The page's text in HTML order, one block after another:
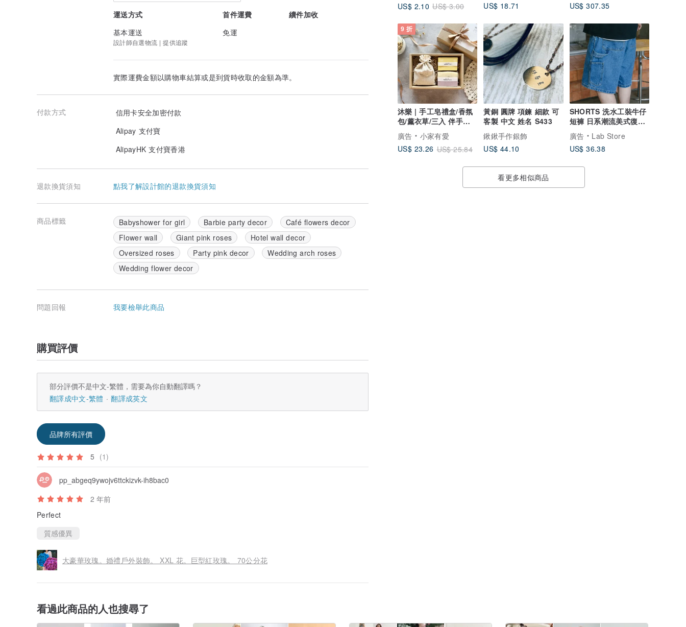
US$ 2.10 US$ 3.00
US$ 18.71
US$ 307.35
9 折
沐樂 | 手工皂禮盒/香氛
包/薰衣草/三入 伴手禮
客製 手工皂
廣告
小家有愛
US$ 23.26 US$ 25.84
黃銅 圓牌 項鍊 細款 可
客製 中文 姓名 S433
鍬鍬手作銀飾
US$ 44.10
SHORTS 洗水工裝牛仔
短褲 日系潮流美式復古
多袋單寧夏季休閒褲
廣告
Lab Store
US$ 36.38
看更多相似商品
運送方式 首件運費
續件加收
基本運送
免運
設計師自選物流 | 提供追蹤
實際運費金額以購物車結算或是到貨時收取的金額為準。
付款方式
信用卡安全加密付款
Alipay 支付寶
AlipayHK 支付寶香港
退款換貨須知 點我了解設計館的退款換貨須知
商品標籤 Babyshower for girl Barbie party decor
Café flowers decor
Flower wall
Giant pink roses
Hotel wall decor
Oversized roses
Party pink decor
Wedding arch roses
Wedding flower decor
問題回報 我要檢舉此商品
購買評價
部分評價不是中文-繁體，需要為你自動翻譯嗎？
翻譯成中文-繁體
翻譯成英文
品牌所有評價
5 (1)
pp_abgeq9ywojv6ttckizvk-ih8bac0
2 年前
Perfect
質感優異
大豪華玫瑰。婚禮戶外裝飾。 XXL 花。巨型紅玫瑰。 70公分花
看過此商品的人也搜尋了